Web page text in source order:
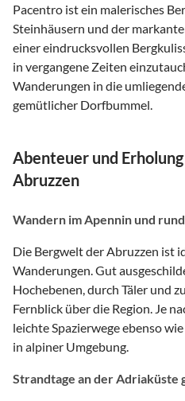
Pacentro ist ein malerisches
Steinhäusern und der
einer eindrucksvollen
in vergangene Zeiten
Wanderungen in die
gemütlicher Dorfbummel.
Abenteuer und
Abruzzen
Wandern im Apennin und
Die Bergwelt der Abruzzen ist
Wanderungen. Gut
Hochebenen, durch Täler und
Fernblick über die Region. Je
leichte Spazierwege ebenso
in alpiner Umgebung.
Strandtage an der Adriaküste